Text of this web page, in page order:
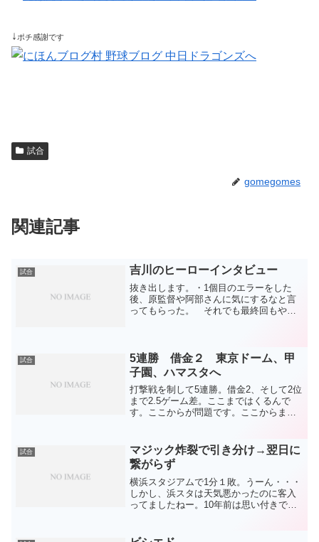
↓ ポチ感謝です
試合
gomegomes
関連記事
試合 吉川のヒーローインタビュー
抜き出します。・1個目のエラーをした
後、原監督や阿部さんに気にするなと言
ってもらった。 それでも最終回もやっ
成長を見せられなかった。...
試合
5連勝 借金２ 東京ドーム、甲
子園、ハマスタへ
打撃戦を制して5連勝。借金2、そして2位
まで2.5ゲーム差。ここまではくるんで
す。ここからが問題です。ここからまた
陣が変わらず踏ん張って、当たってきた
打線が打つ。当たり...
試合
マジック炸裂で引き分け→翌日に
繋がらず
横浜スタジアムで1分１敗。うーん・・・
しかし、浜スタは天気悪かったのに客入
ってましたねー。10年前は思い付きで当
分の状況も思い付きで行けるものではな